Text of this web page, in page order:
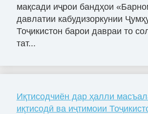
мақсади иҷрои бандҳои
давлатии кабудизоркунии
Тоҷикистон барои давраи то
тат...
Иқтисодчиён дар ҳалли
иқтисодӣ ва иҷтимоии